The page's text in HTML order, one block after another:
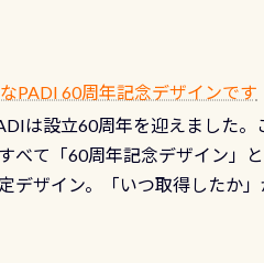
に1行目の「水漏れ検査代」が
に、ドライスーツの点検・オ
ツクリーニングだけでも出そう
10月の間で開催しております
汚染の少ない、または無い川
選」にまた2001年には「日本
ほどあり十分ダイビングを
PADI 60周年記念デザインです
は設立60周年を迎えました
べて「60周年記念デザイン」
デザイン。「いつ取得したか